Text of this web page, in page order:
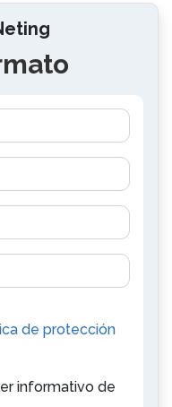
de protección
informativo de